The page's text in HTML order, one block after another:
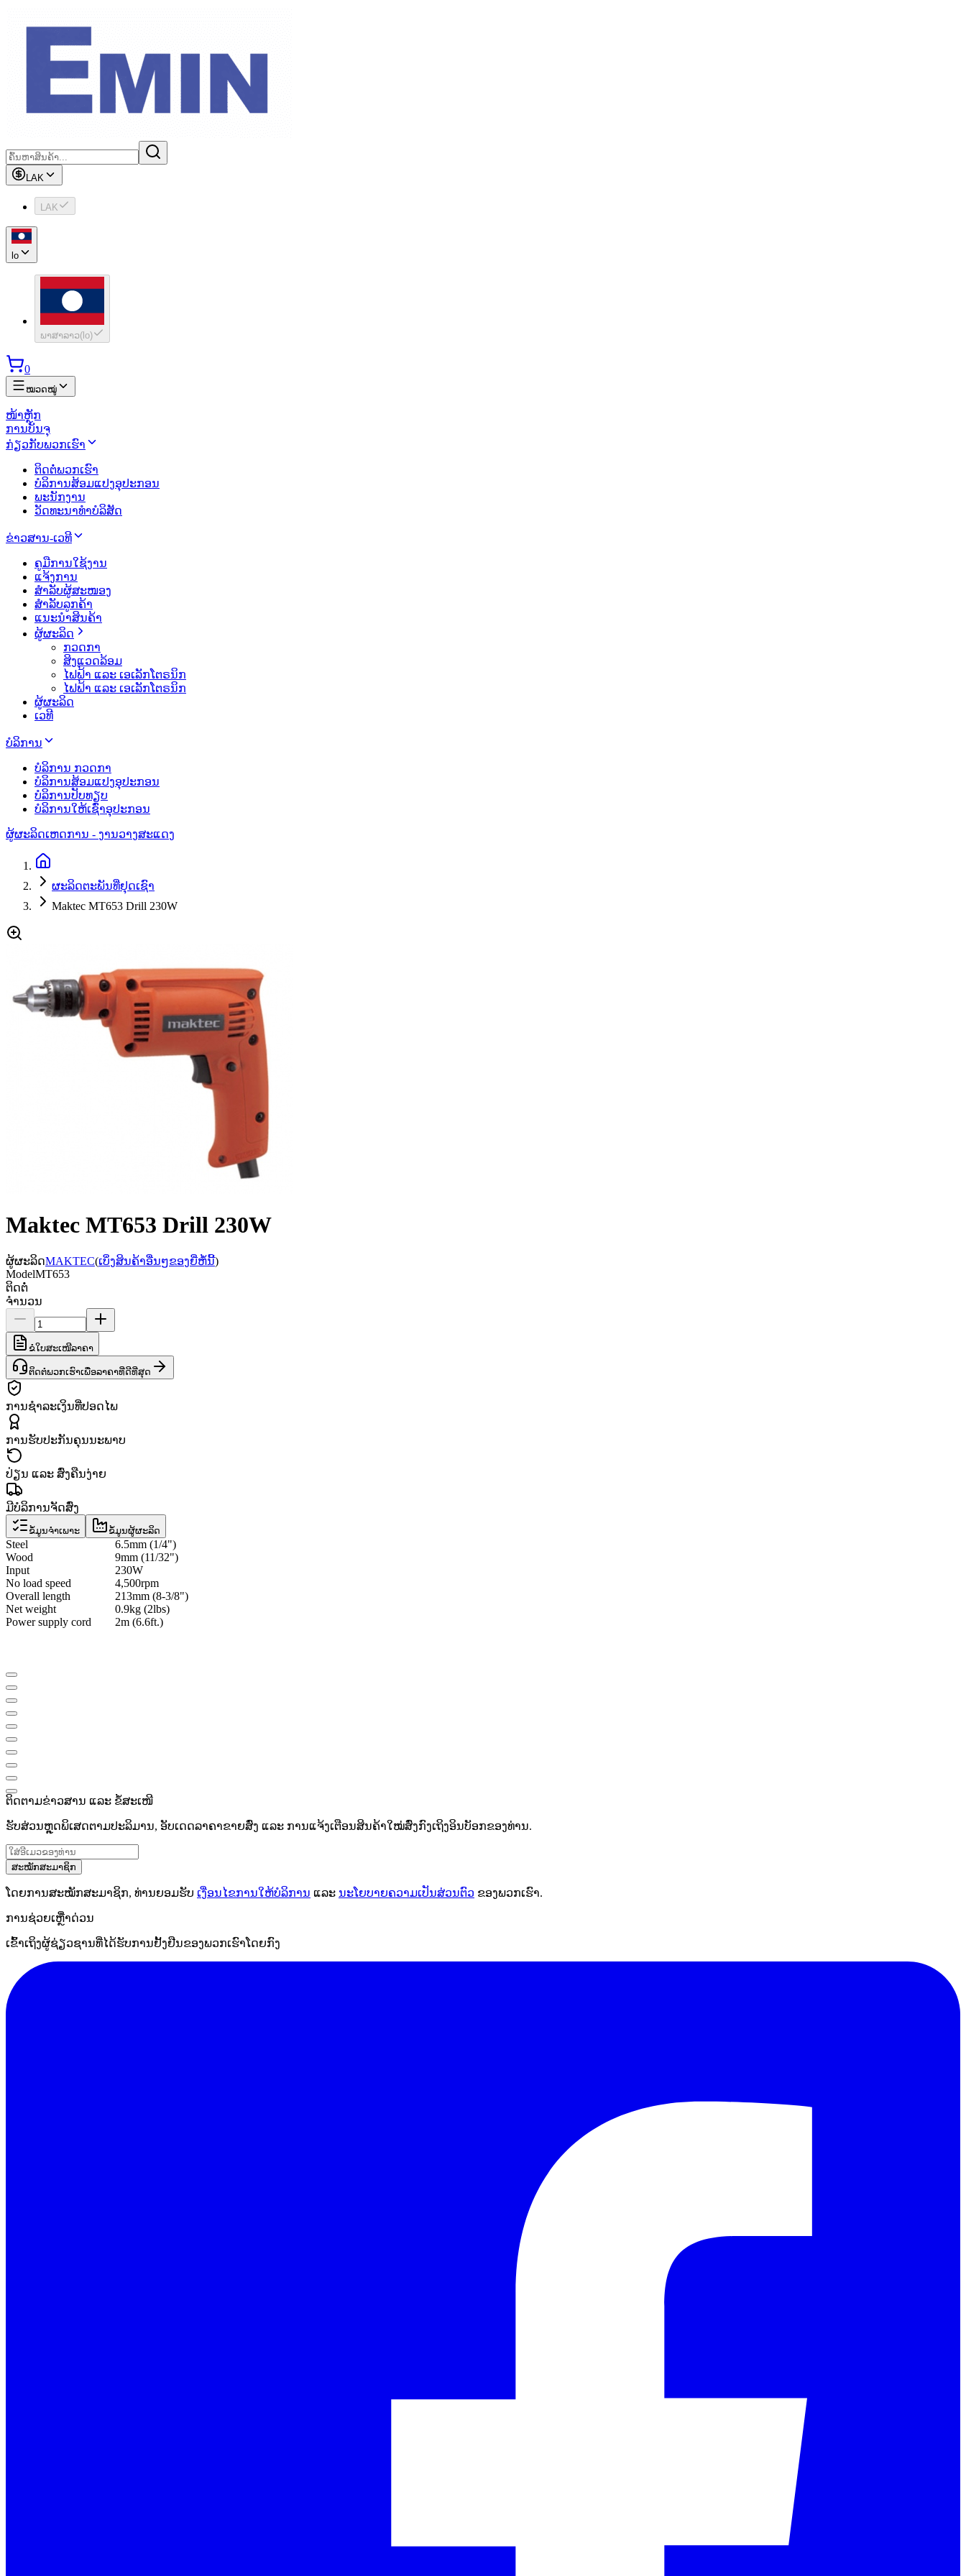
LAK
LAK
lo
ພາສາລາວ( lo)
0
ໝວດໝູ່
ໜ້າຫຼັກ
ການບັນຈຸ
ກ່ຽວກັບພວກເຮົາ
ຕິດຕໍ່ພວກເຮົາ
ບໍລິການສ້ອມແປງອຸປະກອນ
ພະນັກງານ
ວັດທະນາທຳບໍລິສັດ
ຂ່າວສານ-ເວທີ
ຄູມືການໃຊ້ງານ
ແຈ້ງການ
ສຳລັບຜູ້ສະໜອງ
ສຳລັບລູກຄ້າ
ແນະນຳສິນຄ້າ
ຜູ້ຜະລິດ
ກວດກາ
ສິງແວດລ້ອມ
ໄຟຟ້າ ແລະ ເອເລັກໂຕຣນິກ
ໄຟຟ້າ ແລະ ເອເລັກໂຕຣນິກ
ຜູ້ຜະລິດ
ເວທີ
ບໍລິການ
ບໍລິການ ກວດກາ
ບໍລິການສ້ອມແປງອຸປະກອນ
ບໍລິການປັບທຽບ
ບໍລິການໃຫ້ເຊົ່າອຸປະກອນ
ຜູ້ຜະລິດເຫດການ - ງານວາງສະແດງ
ຜະລິດຕະພັນທີ່ຢຸດເຊົາ
Maktec MT653 Drill 230W
Maktec MT653 Drill 230W
ຜູ້ຜະລິດMAKTEC(ເບິ່ງສິນຄ້າອື່ນໆຂອງຍີ່ຫໍ້ນີ້)
ModelMT653
ຕິດຕໍ່
ຈຳນວນ
ຂໍໃບສະເໜີລາຄາ
ຕິດຕໍ່ພວກເຮົາເພື່ອລາຄາທີ່ດີທີ່ສຸດ
ການຊຳລະເງິນທີ່ປອດໄພ
ການຮັບປະກັນຄຸນນະພາບ
ປ່ຽນ ແລະ ສົ່ງຄືນງ່າຍ
ມີບໍລິການຈັດສົ່ງ
ຂໍ້ມູນຈຳເພາະ ຂໍ້ມູນຜູ້ຜະລິດ
Steel
6.5mm (1/4")
Wood
9mm (11/32")
Input
230W
No load speed
4,500rpm
Overall length
213mm (8-3/8")
Net weight
0.9kg (2lbs)
Power supply cord
2m (6.6ft.)
ຕິດຕາມຂ່າວສານ ແລະ ຂໍ້ສະເໜີ
ຮັບສ່ວນຫຼຸດພິເສດຕາມປະລິມານ, ອັບເດດລາຄາຂາຍສົ່ງ ແລະ ການແຈ້ງເຕືອນສິນຄ້າໃໝ່ສົ່ງກົງເຖິງອິນບັອກຂອງທ່ານ.
ສະໝັກສະມາຊິກ
ໂດຍການສະໝັກສະມາຊິກ, ທ່ານຍອມຮັບ ເງື່ອນໄຂການໃຫ້ບໍລິການ ແລະ ນະໂຍບາຍຄວາມເປັນສ່ວນຕົວ ຂອງພວກເຮົາ.
ການຊ່ວຍເຫຼືໍາດ່ວນ
ເຂົ້າເຖິງຜູ້ຊ່ຽວຊານທີ່ໄດ້ຮັບການຢັ້ງຢືນຂອງພວກເຮົາໂດຍກົງ